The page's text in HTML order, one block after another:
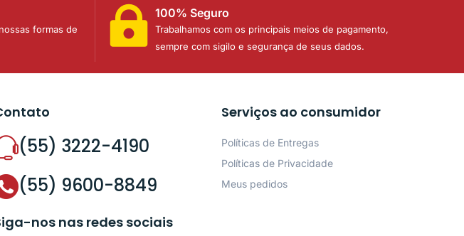
formas de
100% Seguro
Trabalhamos com os principais meios de pagamento,
sempre com sigilo e segurança de seus dados.
(55) 3222-4190
(55) 9600-8849
nos nas redes sociais
Serviços ao consumidor
Políticas de Entregas
Políticas de Privacidade
Meus pedidos